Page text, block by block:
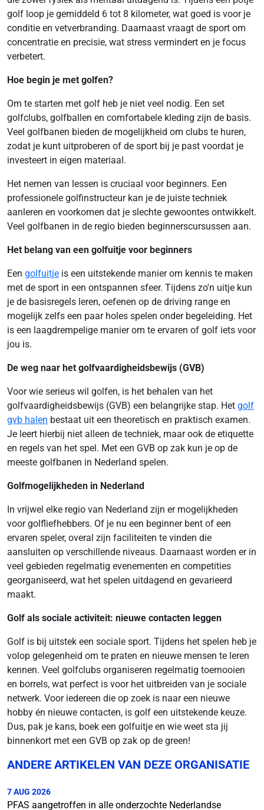
golf loop je gemiddeld 6 tot 8 kilometer, wat goed is voor je
conditie en vetverbranding. Daarnaast vraagt de sport om
concentratie en precisie, wat stress vermindert en je focus
verbetert.
Hoe begin je met golfen?
Om te starten met golf heb je niet veel nodig. Een set
golfclubs, golfballen en comfortabele kleding zijn de basis.
Veel golfbanen bieden de mogelijkheid om clubs te huren,
zodat je kunt uitproberen of de sport bij je past voordat je
investeert in eigen materiaal.
Het nemen van lessen is cruciaal voor beginners. Een
professionele golfinstructeur kan je de juiste techniek
aanleren en voorkomen dat je slechte gewoontes ontwikkelt.
Veel golfbanen in de regio bieden beginnerscursussen aan.
Het belang van een golfuitje voor beginners
Een golfuitje is een uitstekende manier om kennis te maken
met de sport in een ontspannen sfeer. Tijdens zo'n uitje kun
je de basisregels leren, oefenen op de driving range en
mogelijk zelfs een paar holes spelen onder begeleiding. Het
is een laagdrempelige manier om te ervaren of golf iets voor
jou is.
De weg naar het golfvaardigheidsbewijs (GVB)
Voor wie serieus wil golfen, is het behalen van het
golfvaardigheidsbewijs (GVB) een belangrijke stap. Het golf
gvb halen bestaat uit een theoretisch en praktisch examen.
Je leert hierbij niet alleen de techniek, maar ook de etiquette
en regels van het spel. Met een GVB op zak kun je op de
meeste golfbanen in Nederland spelen.
Golfmogelijkheden in Nederland
In vrijwel elke regio van Nederland zijn er mogelijkheden
voor golfliefhebbers. Of je nu een beginner bent of een
ervaren speler, overal zijn faciliteiten te vinden die
aansluiten op verschillende niveaus. Daarnaast worden er in
veel gebieden regelmatig evenementen en competities
georganiseerd, wat het spelen uitdagend en gevarieerd
maakt.
Golf als sociale activiteit: nieuwe contacten leggen
Golf is bij uitstek een sociale sport. Tijdens het spelen heb je
volop gelegenheid om te praten en nieuwe mensen te leren
kennen. Veel golfclubs organiseren regelmatig toernooien
en borrels, wat perfect is voor het uitbreiden van je sociale
netwerk. Voor iedereen die op zoek is naar een nieuwe
hobby én nieuwe contacten, is golf een uitstekende keuze.
Dus, pak je kans, boek een golfuitje en wie weet sta jij
binnenkort met een GVB op zak op de green!
ANDERE ARTIKELEN VAN DEZE ORGANISATIE
7 AUG 2026
PFAS aangetroffen in alle onderzochte Nederlandse